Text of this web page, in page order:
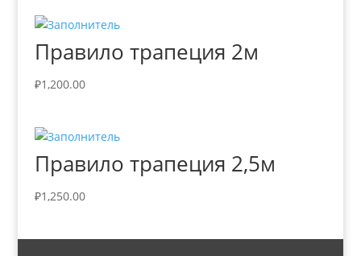
Правило трапеция 2м
₽1,200.00
Правило трапеция 2,5м
₽1,250.00